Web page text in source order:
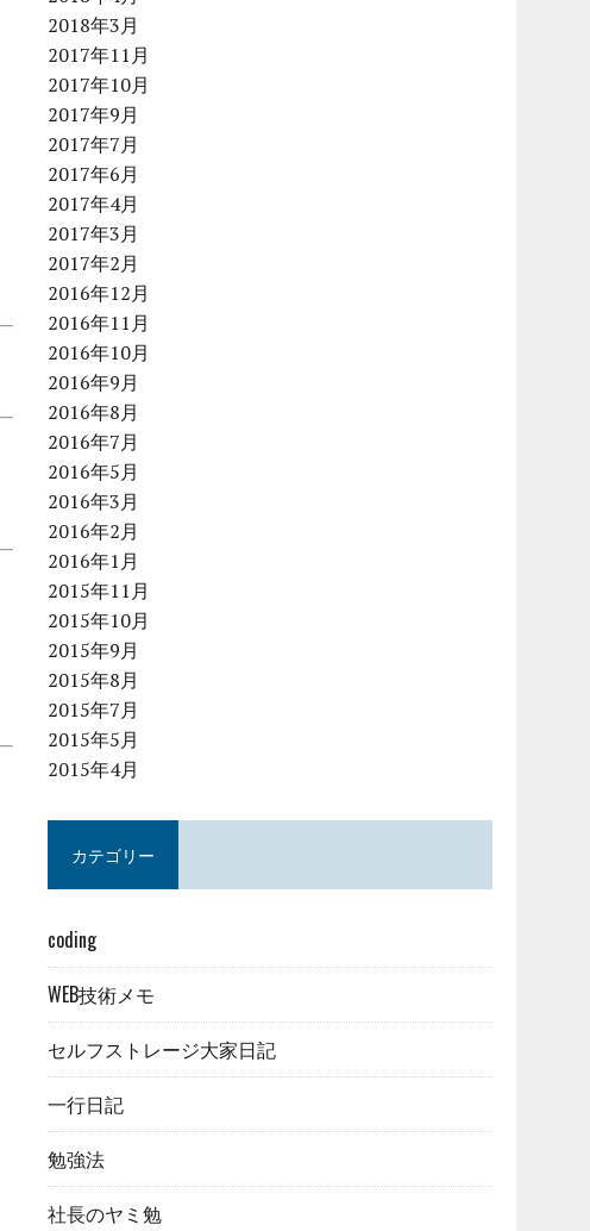
2018年3月
2017年11月
2017年10月
2017年9月
2017年7月
2017年6月
2017年4月
2017年3月
2017年2月
2016年12月
2016年11月
2016年10月
2016年9月
2016年8月
2016年7月
2016年5月
2016年3月
2016年2月
2016年1月
2015年11月
2015年10月
2015年9月
2015年8月
2015年7月
2015年5月
2015年4月
カテゴリー
coding
WEB技術メモ
セルフストレージ大家日記
一行日記
勉強法
社長のヤミ勉